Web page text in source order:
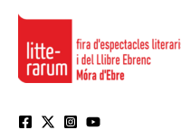
Vés
contingut